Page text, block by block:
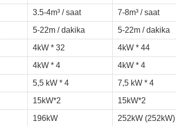
3.5-4m³ / saat 7-8m³ / saat
5-22m / dakika 5-22m / dakika
4kW * 32 4kW * 44
4kW * 4 4kW * 4
5,5 kW * 4 7,5 kW * 4
15kW*2 15kW*2
196kW 252kW (252kW)